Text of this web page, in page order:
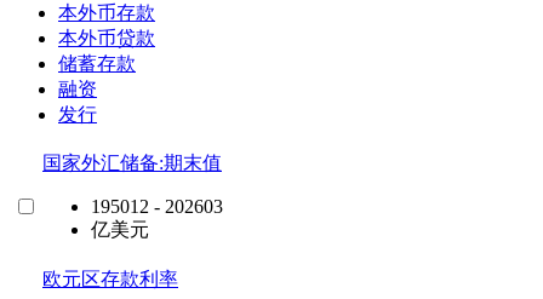
本外币存款
本外币贷款
储蓄存款
融资
发行
国家外汇储备:期末值
195012 - 202603
亿美元
欧元区存款利率